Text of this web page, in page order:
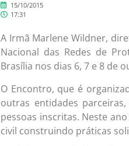
15/10/2015
17:31
A Irmã Marlene Wildner,
Nacional das Redes de
Brasília nos dias 6, 7 e 8 de
O Encontro, que é
outras entidades
pessoas inscritas. Neste
civil construindo práticas